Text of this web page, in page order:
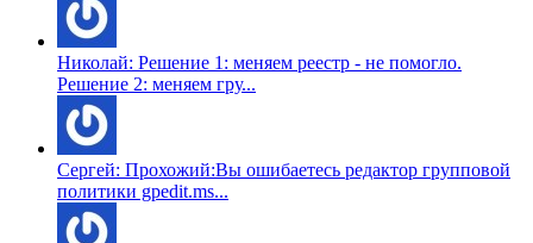
Николай: Решение 1: меняем реестр - не помогло.
Решение 2: меняем гру...
Сергей: Прохожий:Вы ошибаетесь редактор групповой
политики gpedit.ms...